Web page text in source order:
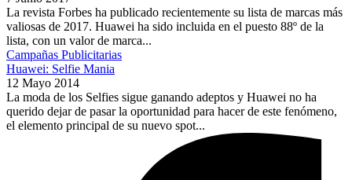
La revista Forbes ha publicado recientemente su lista de marcas más
valiosas de 2017. Huawei ha sido incluida en el puesto 88º de la
lista, con un valor de marca...
Campañas Publicitarias
Huawei: Selfie Mania
12 Mayo 2014
La moda de los Selfies sigue ganando adeptos y Huawei no ha
querido dejar de pasar la oportunidad para hacer de este fenómeno,
el elemento principal de su nuevo spot...